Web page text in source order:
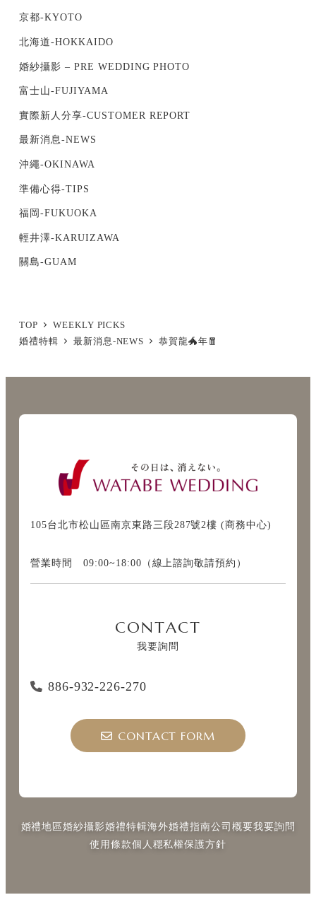
京都-KYOTO
北海道-HOKKAIDO
婚紗攝影 – PRE WEDDING PHOTO
富士山-FUJIYAMA
實際新人分享-CUSTOMER REPORT
最新消息-NEWS
沖繩-OKINAWA
準備心得-TIPS
福岡-FUKUOKA
輕井澤-KARUIZAWA
關島-GUAM
TOP
WEEKLY PICKS
婚禮特輯
最新消息-NEWS 恭賀龍🐲年🧧
105台北市松山區南京東路三段287號2樓 (商務中心)
營業時間 09:00~18:00（線上諮詢敬請預約）
CONTACT
我要詢問
886-932-226-270
CONTACT FORM
婚禮地區婚紗攝影婚禮特輯海外婚禮指南公司概要我要詢問
使用條款個人穩私權保護方針